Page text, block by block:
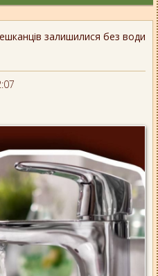
залишилися без води